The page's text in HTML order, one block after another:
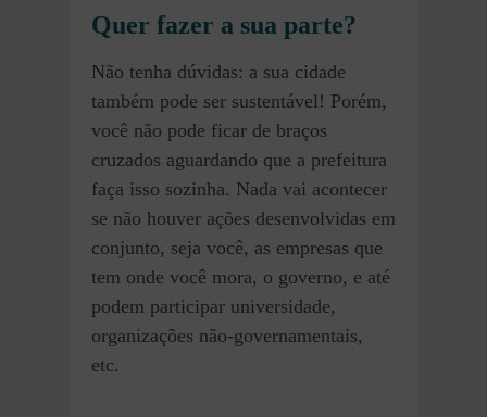
Quer fazer a sua parte?
Não tenha dúvidas: a sua cidade
também pode ser sustentável! Porém,
você não pode ficar de braços
cruzados aguardando que a prefeitura
faça isso sozinha. Nada vai acontecer
se não houver ações desenvolvidas em
conjunto, seja você, as empresas que
tem onde você mora, o governo, e até
podem participar universidade,
organizações não-governamentais,
etc.